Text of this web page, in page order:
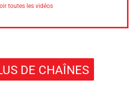
toutes les vidéos
DE CHAÎNES